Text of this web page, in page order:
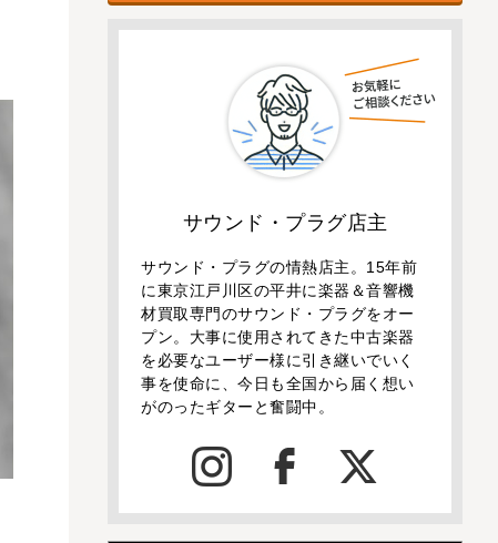
サウンド・プラグ店主
サウンド・プラグの情熱店主。15年前
に東京江戸川区の平井に楽器＆音響機
材買取専門のサウンド・プラグをオー
プン。大事に使用されてきた中古楽器
を必要なユーザー様に引き継いでいく
事を使命に、今日も全国から届く想い
がのったギターと奮闘中。